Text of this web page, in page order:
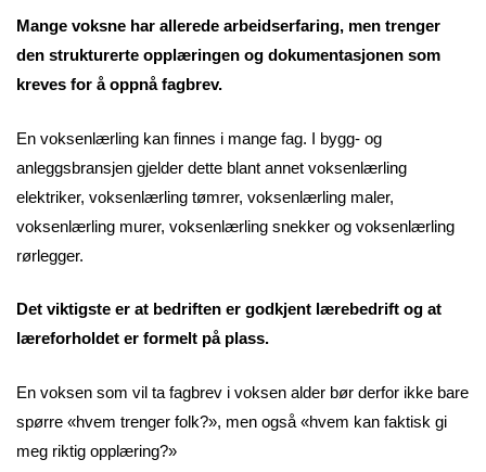
Mange voksne har allerede arbeidserfaring, men trenger
den strukturerte opplæringen og dokumentasjonen som
kreves for å oppnå fagbrev.
En voksenlærling kan finnes i mange fag. I bygg- og
anleggsbransjen gjelder dette blant annet voksenlærling
elektriker, voksenlærling tømrer, voksenlærling maler,
voksenlærling murer, voksenlærling snekker og voksenlærling
rørlegger.
Det viktigste er at bedriften er godkjent lærebedrift og at
læreforholdet er formelt på plass.
En voksen som vil ta fagbrev i voksen alder bør derfor ikke bare
spørre «hvem trenger folk?», men også «hvem kan faktisk gi
meg riktig opplæring?»